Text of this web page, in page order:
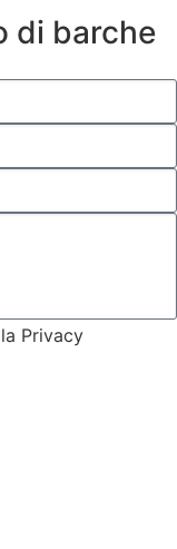
di barche
Privacy